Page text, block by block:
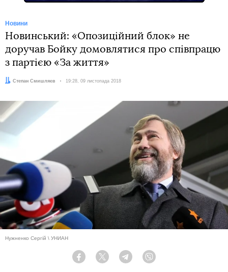
Новини
Новинський: «Опозиційний блок» не
доручав Бойку домовлятися про співпрацю
з партією «За життя»
Автор:
Степан Смишляєв Дата:
19:28, 09 листопада 2018
Нужненко Сергій \ УНИАН
Facebook Twitter Telegram